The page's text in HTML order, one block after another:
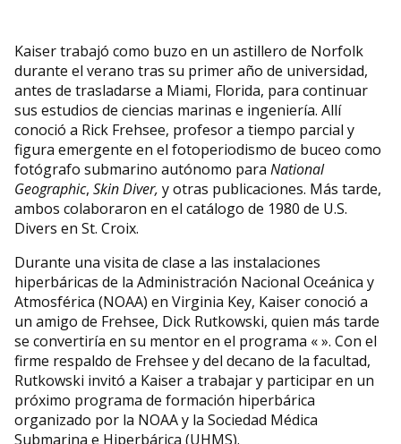
Kaiser trabajó como buzo en un astillero de Norfolk
durante el verano tras su primer año de universidad,
antes de trasladarse a Miami, Florida, para continuar
sus estudios de ciencias marinas e ingeniería. Allí
conoció a Rick Frehsee, profesor a tiempo parcial y
figura emergente en el fotoperiodismo de buceo como
fotógrafo submarino autónomo para National
Geographic, Skin Diver, y otras publicaciones. Más tarde,
ambos colaboraron en el catálogo de 1980 de U.S.
Divers en St. Croix.
Durante una visita de clase a las instalaciones
hiperbáricas de la Administración Nacional Oceánica y
Atmosférica (NOAA) en Virginia Key, Kaiser conoció a
un amigo de Frehsee, Dick Rutkowski, quien más tarde
se convertiría en su mentor en el programa « ». Con el
firme respaldo de Frehsee y del decano de la facultad,
Rutkowski invitó a Kaiser a trabajar y participar en un
próximo programa de formación hiperbárica
organizado por la NOAA y la Sociedad Médica
Submarina e Hiperbárica (UHMS).